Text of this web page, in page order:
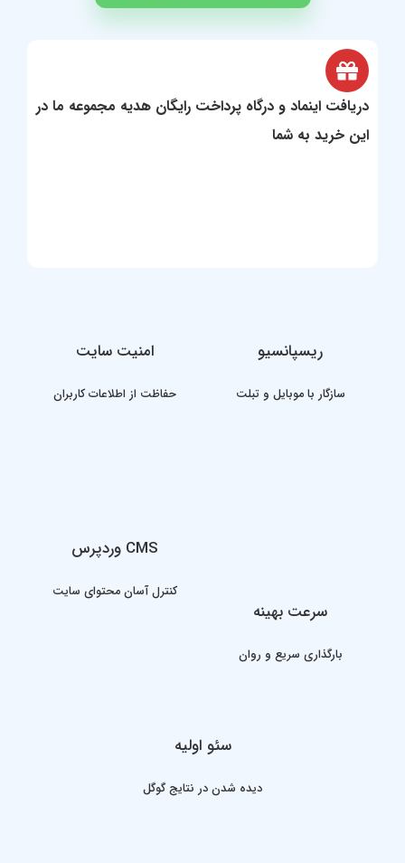
اینماد و درگاه پرداخت رایگان هدیه مجموعه ما در
خرید به شما
ریسپانسیو
سازگار با موبایل و تبلت
امنیت سایت
حفاظت از اطلاعات کاربران
سرعت بهینه
بارگذاری سریع و روان
کنترل آسان محتوای سایت
سئو اولیه
دیده شدن در نتایج گوگل